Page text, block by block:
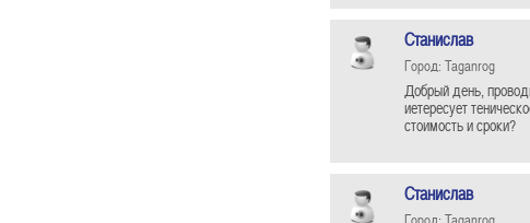
Станислав
Город: Taganrog
Добрый день,
иетересует
стоимость и сроки?
Станислав